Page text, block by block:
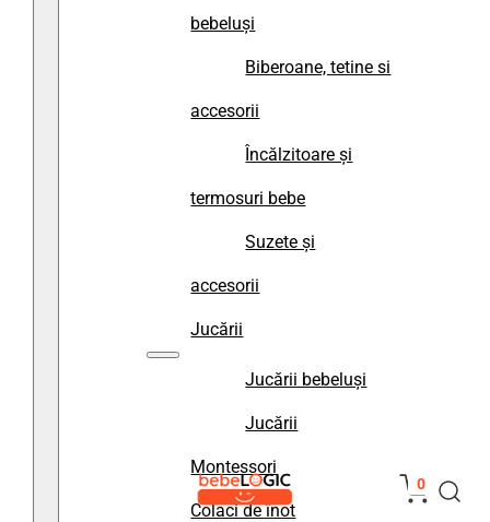
bebeluși
Biberoane, tetine si
accesorii
Încălzitoare și
termosuri bebe
Suzete și
accesorii
Jucării
Jucării bebeluși
Jucării
Montessori
Colaci de înot
0